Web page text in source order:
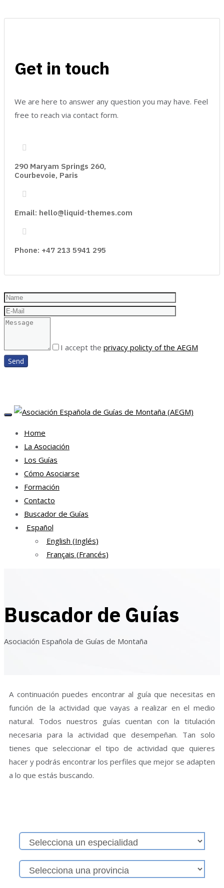
Get in touch
We are here to answer any question you may have. Feel
free to reach via contact form.
290 Maryam Springs 260,
Courbevoie, Paris
Email: hello@liquid-themes.com
Phone: +47 213 5941 295
I accept the privacy policty of the AEGM
TOGGLE
Home
La Asociación
Los Guías
Cómo Asociarse
Formación
Contacto
Buscador de Guías
Español
English (Inglés)
Français (Francés)
Buscador de Guías
Asociación Española de Guías de Montaña
A continuación puedes encontrar al guía que necesitas en
función de la actividad que vayas a realizar en el medio
natural. Todos nuestros guías cuentan con la titulación
necesaria para la actividad que desempeñan. Tan solo
tienes que seleccionar el tipo de actividad que quieres
hacer y podrás encontrar los perfiles que mejor se adapten
a lo que estás buscando.